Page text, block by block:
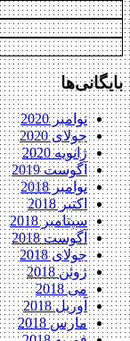
بایگانی‌ها
نوامبر 2020
جولای 2020
ژانویه 2020
آگوست 2019
نوامبر 2018
اکتبر 2018
سپتامبر 2018
آگوست 2018
جولای 2018
ژوئن 2018
می 2018
آوریل 2018
مارس 2018